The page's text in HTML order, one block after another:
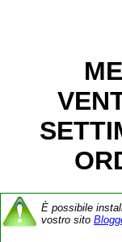
È possibile
vostro sito